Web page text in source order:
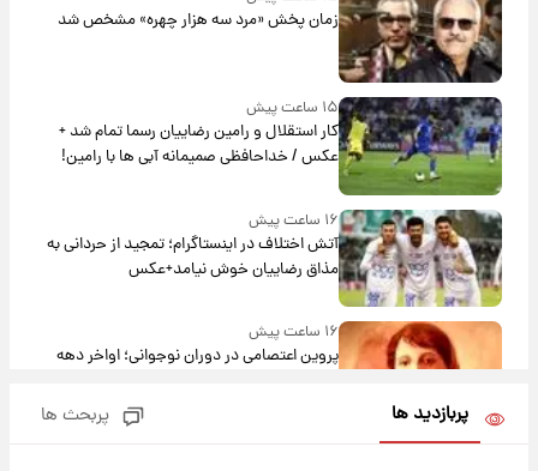
زمان پخش «مرد سه هزار چهره» مشخص شد
۱۵ ساعت پیش
کار استقلال و رامین رضاییان رسما تمام شد +
عکس / خداحافظی صمیمانه آبی ها با رامین!
۱۶ ساعت پیش
آتش اختلاف در اینستاگرام؛ تمجید از حردانی به
مذاق رضاییان خوش نیامد+عکس
۱۶ ساعت پیش
پروین اعتصامی در دوران نوجوانی؛ اواخر دهه
پربازدید ها پربحث ها